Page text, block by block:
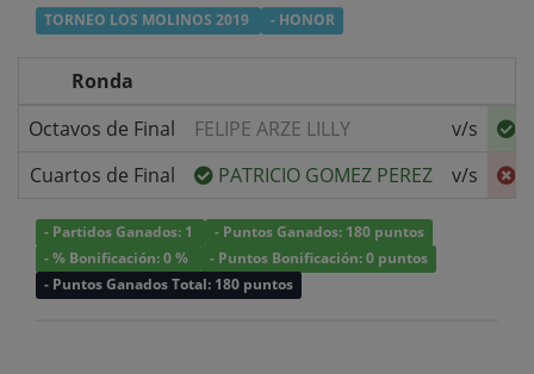
TORNEO LOS MOLINOS 2019 - HONOR
Ronda
Octavos de Final
FELIPE ARZE LILLY v/s
Cuartos de Final
PATRICIO GOMEZ PEREZ v/s
- Partidos Ganados: 1
- Puntos Ganados: 180 puntos
- % Bonificación: 0 %
- Puntos Bonificación: 0 puntos
- Puntos Ganados Total: 180 puntos